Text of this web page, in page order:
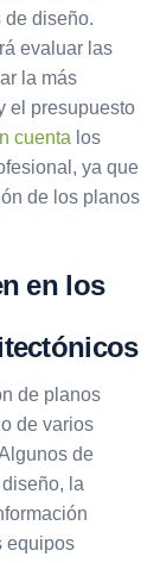
de diseño.
evaluar las
la más
el presupuesto
cuenta los
ya que
de los planos
en los
de planos
de varios
de
la
equipos